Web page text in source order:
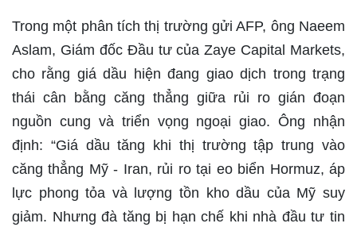
Trong một phân tích thị trường gửi AFP, ông Naeem
Aslam, Giám đốc Đầu tư của Zaye Capital Markets,
cho rằng giá dầu hiện đang giao dịch trong trạng
thái cân bằng căng thẳng giữa rủi ro gián đoạn
nguồn cung và triển vọng ngoại giao. Ông nhận
định: “Giá dầu tăng khi thị trường tập trung vào
căng thẳng Mỹ - Iran, rủi ro tại eo biển Hormuz, áp
lực phong tỏa và lượng tồn kho dầu của Mỹ suy
giảm. Nhưng đà tăng bị hạn chế khi nhà đầu tư tin